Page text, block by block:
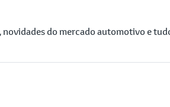
do mercado automotivo e